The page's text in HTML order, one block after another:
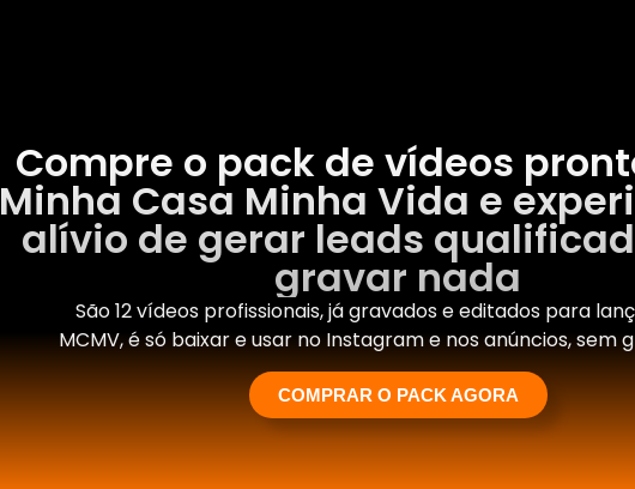
Compre o pack de vídeos
Minha Casa Minha Vida e
alívio de gerar leads
gravar nada
São 12 vídeos profissionais, já gravados e editados para
MCMV, é só baixar e usar no Instagram e nos anúncios, sem
COMPRAR O PACK AGORA